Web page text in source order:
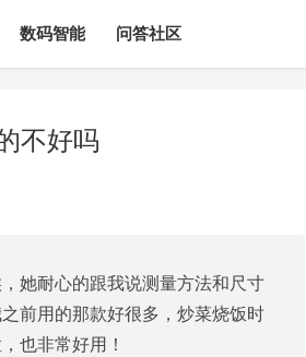
数码智能 问答社区
不好吗
她耐心的跟我说测量方法和尺寸
前用的那款好很多，炒菜烧饭时
也非常好用！